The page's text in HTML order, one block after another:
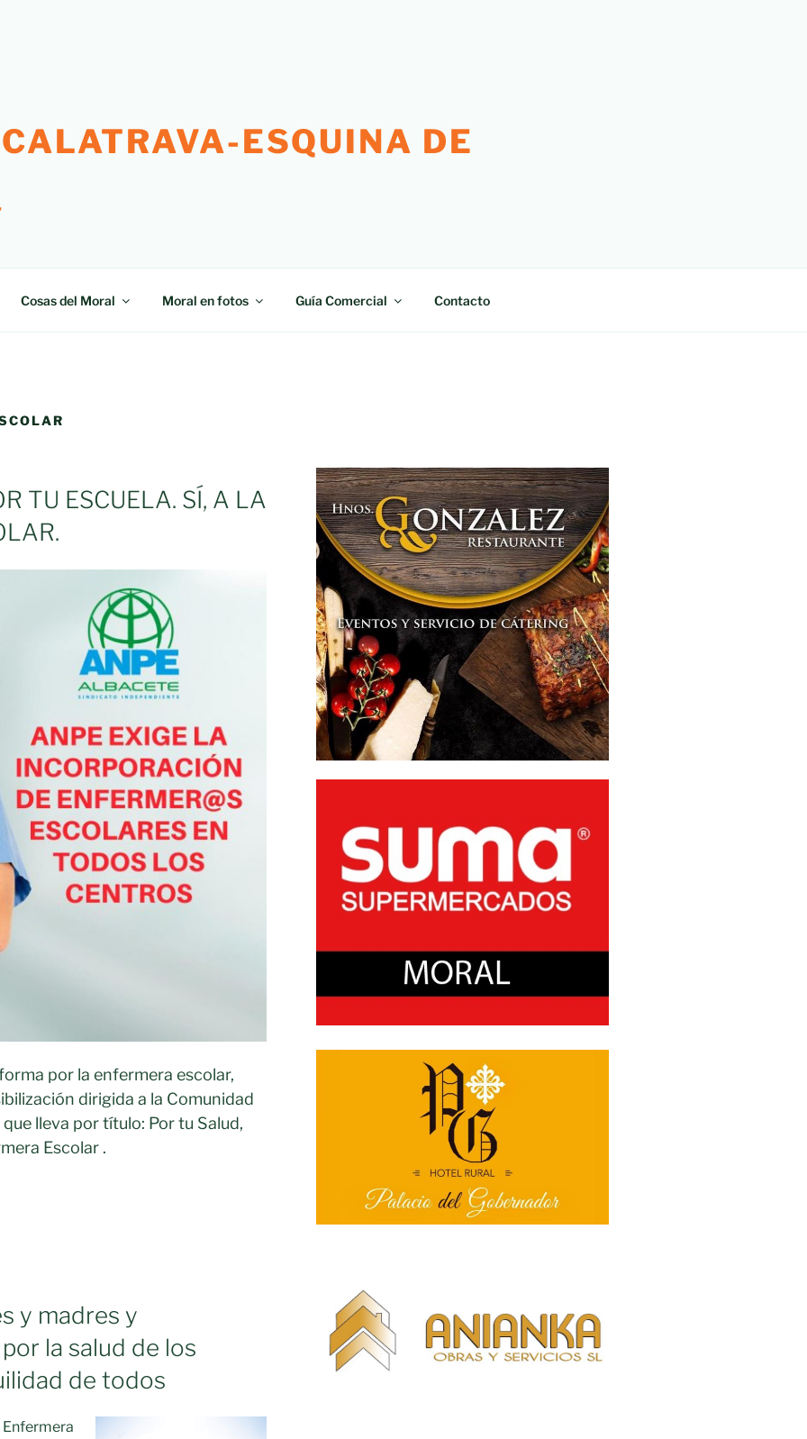
ESQUINA DE
Cosas del Moral Moral en fotos Guía Comercial Contacto
TU ESCUELA. SÍ, A LA
por la enfermera escolar,
dirigida a la Comunidad
lleva por título: Por tu Salud,
Escolar .
y madres y
la salud de los
de todos